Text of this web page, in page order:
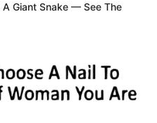
A Giant Snake — See The